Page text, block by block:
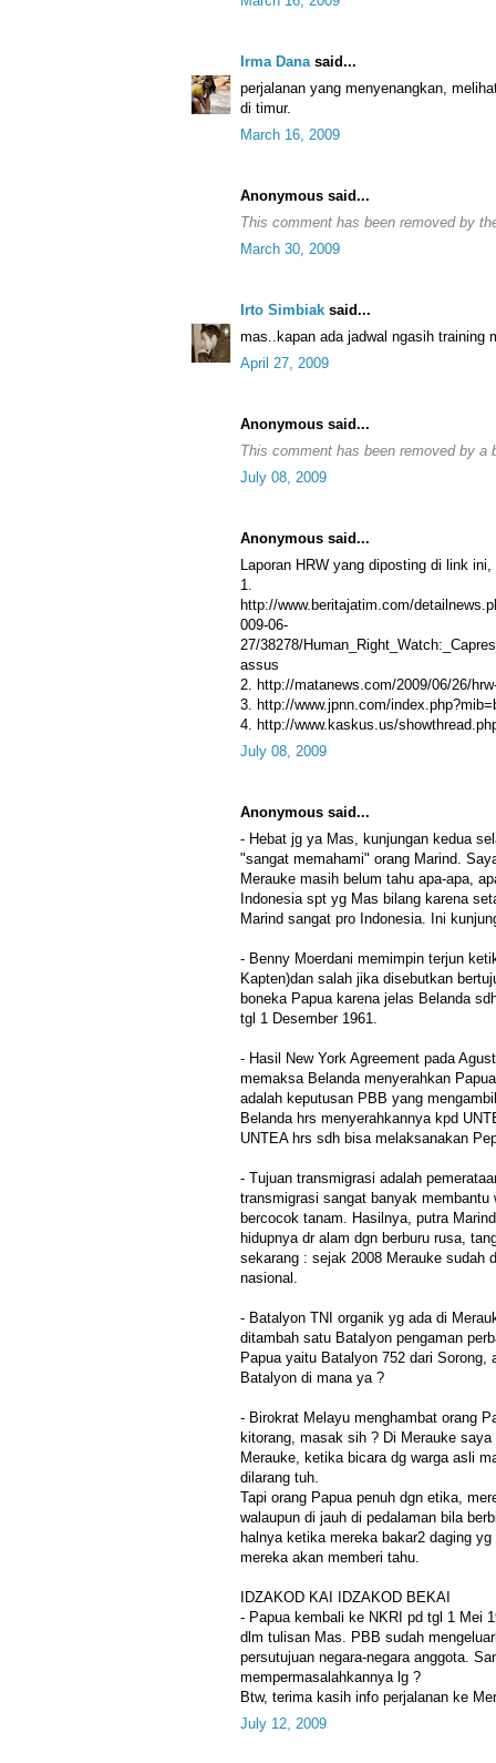
Irma Dana said...
perjalanan yang menyenangkan,
di timur.
March 16, 2009
Anonymous said...
This comment has been removed by
March 30, 2009
Irto Simbiak said...
mas..kapan ada jadwal ngasih training
April 27, 2009
Anonymous said...
This comment has been removed by a
July 08, 2009
Anonymous said...
Laporan HRW yang diposting di link
1.
http://www.beritajatim.com/
009-06-
27/38278/
assus
2. http://matanews.com/2009/06/26/
3. http://www.jpnn.com/
4. http://www.kaskus.us/
July 08, 2009
Anonymous said...
- Hebat jg ya Mas, kunjungan kedua
"sangat memahami" orang Marind.
Merauke masih belum tahu apa-apa,
Indonesia spt yg Mas bilang karena
Marind sangat pro Indonesia. Ini
- Benny Moerdani memimpin terjun
Kapten)dan salah jika disebutkan
boneka Papua karena jelas Belanda
tgl 1 Desember 1961.
- Hasil New York Agreement pada
memaksa Belanda menyerahkan
adalah keputusan PBB yang
Belanda hrs menyerahkannya kpd
UNTEA hrs sdh bisa melaksanakan
- Tujuan transmigrasi adalah
transmigrasi sangat banyak membantu
bercocok tanam. Hasilnya, putra
hidupnya dr alam dgn berburu rusa,
sekarang : sejak 2008 Merauke sudah
nasional.
- Batalyon TNI organik yg ada di
ditambah satu Batalyon pengaman
Papua yaitu Batalyon 752 dari Sorong,
Batalyon di mana ya ?
- Birokrat Melayu menghambat orang
kitorang, masak sih ? Di Merauke
Merauke, ketika bicara dg warga asli
dilarang tuh.
Tapi orang Papua penuh dgn etika,
walaupun di jauh di pedalaman bila
halnya ketika mereka bakar2 daging
mereka akan memberi tahu.
IDZAKOD KAI IDZAKOD BEKAI
- Papua kembali ke NKRI pd tgl 1 Mei
dlm tulisan Mas. PBB sudah
persutujuan negara-negara anggota.
mempermasalahkannya lg ?
Btw, terima kasih info perjalanan ke
July 12, 2009